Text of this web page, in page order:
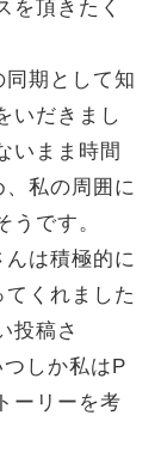
を頂きたく
期として知
いだきまし
いまま時間
私の周囲に
うです。
は積極的に
くれました
投稿さ
しか私はP
ーリーを考